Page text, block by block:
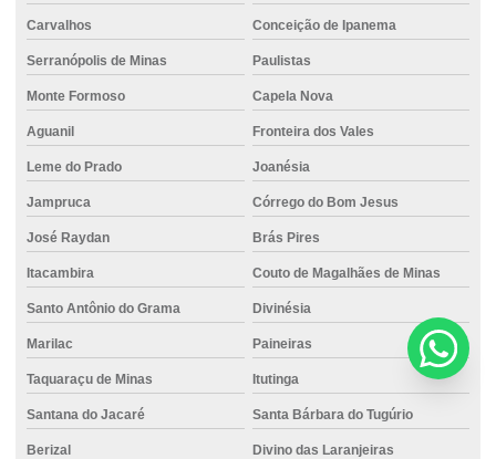
Carvalhos Conceição de Ipanema
Serranópolis de Minas Paulistas
Monte Formoso Capela Nova
Aguanil Fronteira dos Vales
Leme do Prado Joanésia
Jampruca Córrego do Bom Jesus
José Raydan Brás Pires
Itacambira Couto de Magalhães de Minas
Santo Antônio do Grama Divinésia
Marilac Paineiras
Taquaraçu de Minas Itutinga
Santana do Jacaré Santa Bárbara do Tugúrio
Berizal Divino das Laranjeiras